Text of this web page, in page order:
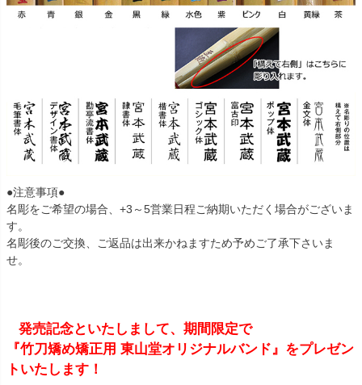
●注意事項●
名彫をご希望の場合、+3～5営業日程ご納期いただく場合がございま
す。
名彫後のご交換、ご返品は出来かねますため予めご了承下さいま
せ。
発売記念といたしまして、期間限定で
『竹刀矯め矯正用 東山堂オリジナルバンド』をプレゼン
トいたします！